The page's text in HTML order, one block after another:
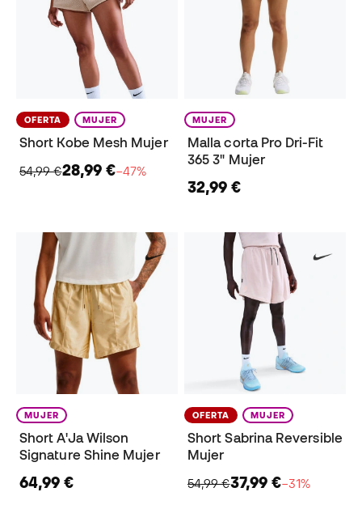
OFERTA MUJER
Short Kobe Mesh Mujer
54,99 €28,99 €−47%
MUJER
Malla corta Pro Dri-Fit
365 3" Mujer
32,99 €
MUJER
Short A'Ja Wilson
Signature Shine Mujer
64,99 €
OFERTA MUJER
Short Sabrina Reversible
Mujer
54,99 €37,99 €−31%